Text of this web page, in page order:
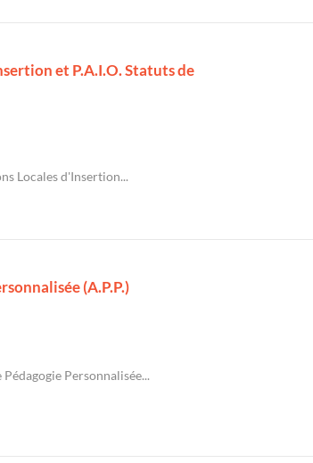
et P.A.I.O. Statuts de
Locales d'Insertion...
(A.P.P.)
Personnalisée...